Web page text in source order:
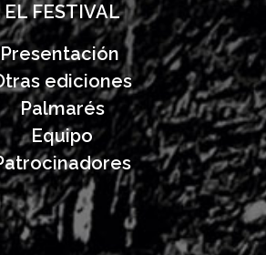
EL FESTIVAL
Presentación
ediciones
Palmarés
Equipo